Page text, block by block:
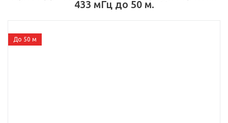
433 мГц до 50 м.
До 50 м